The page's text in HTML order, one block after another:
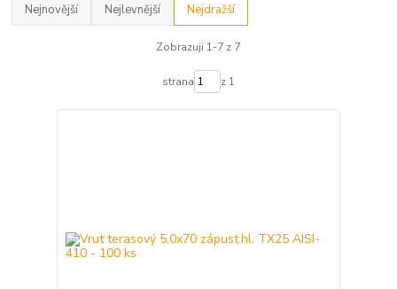
Nejnovější Nejlevnější Nejdražší
Zobrazuji 1-7 z 7
strana z 1